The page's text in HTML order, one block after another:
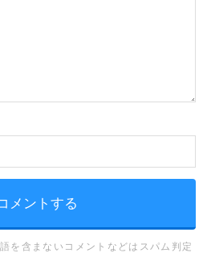
を含まないコメントなどはスパム判定